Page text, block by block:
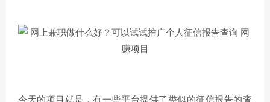
今天的项目就是，有一些平台提供了类似的征信报告的查